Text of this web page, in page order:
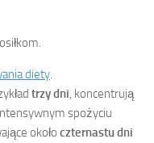
diety
trzy dni , koncentrują
spożyciu
około czternastu dni